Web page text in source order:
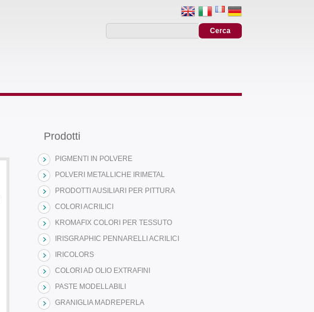
Prodotti
PIGMENTI IN POLVERE
POLVERI METALLICHE IRIMETAL
PRODOTTI AUSILIARI PER PITTURA
COLORI ACRILICI
KROMAFIX COLORI PER TESSUTO
IRISGRAPHIC PENNARELLI ACRILICI
IRICOLORS
COLORI AD OLIO EXTRAFINI
PASTE MODELLABILI
GRANIGLIA MADREPERLA